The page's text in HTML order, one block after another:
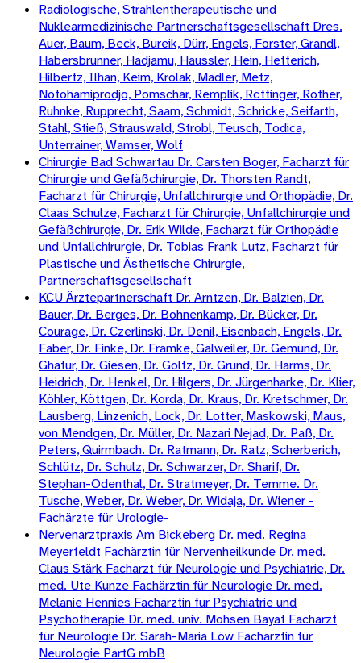
Radiologische, Strahlentherapeutische und
Nuklearmedizinische Partnerschaftsgesellschaft Dres.
Auer, Baum, Beck, Bureik, Dürr, Engels, Forster, Grandl,
Habersbrunner, Hadjamu, Häussler, Hein, Hetterich,
Hilbertz, Ilhan, Keim, Krolak, Mädler, Metz,
Notohamiprodjo, Pomschar, Remplik, Röttinger, Rother,
Ruhnke, Rupprecht, Saam, Schmidt, Schricke, Seifarth,
Stahl, Stieß, Strauswald, Strobl, Teusch, Todica,
Unterrainer, Wamser, Wolf
Chirurgie Bad Schwartau Dr. Carsten Boger, Facharzt für
Chirurgie und Gefäßchirurgie, Dr. Thorsten Randt,
Facharzt für Chirurgie, Unfallchirurgie und Orthopädie, Dr.
Claas Schulze, Facharzt für Chirurgie, Unfallchirurgie und
Gefäßchirurgie, Dr. Erik Wilde, Facharzt für Orthopädie
und Unfallchirurgie, Dr. Tobias Frank Lutz, Facharzt für
Plastische und Ästhetische Chirurgie,
Partnerschaftsgesellschaft
KCU Ärztepartnerschaft Dr. Arntzen, Dr. Balzien, Dr.
Bauer, Dr. Berges, Dr. Bohnenkamp, Dr. Bücker, Dr.
Courage, Dr. Czerlinski, Dr. Denil, Eisenbach, Engels, Dr.
Faber, Dr. Finke, Dr. Främke, Gälweiler, Dr. Gemünd, Dr.
Ghafur, Dr. Giesen, Dr. Goltz, Dr. Grund, Dr. Harms, Dr.
Heidrich, Dr. Henkel, Dr. Hilgers, Dr. Jürgenharke, Dr. Klier,
Köhler, Köttgen, Dr. Korda, Dr. Kraus, Dr. Kretschmer, Dr.
Lausberg, Linzenich, Lock, Dr. Lotter, Maskowski, Maus,
von Mendgen, Dr. Müller, Dr. Nazari Nejad, Dr. Paß, Dr.
Peters, Quirmbach. Dr. Ratmann, Dr. Ratz, Scherberich,
Schlütz, Dr. Schulz, Dr. Schwarzer, Dr. Sharif, Dr.
Stephan-Odenthal, Dr. Stratmeyer, Dr. Temme. Dr.
Tusche, Weber, Dr. Weber, Dr. Widaja, Dr. Wiener -
Fachärzte für Urologie-
Nervenarztpraxis Am Bickeberg Dr. med. Regina
Meyerfeldt Fachärztin für Nervenheilkunde Dr. med.
Claus Stärk Facharzt für Neurologie und Psychiatrie, Dr.
med. Ute Kunze Fachärztin für Neurologie Dr. med.
Melanie Hennies Fachärztin für Psychiatrie und
Psychotherapie Dr. med. univ. Mohsen Bayat Facharzt
für Neurologie Dr. Sarah-Maria Löw Fachärztin für
Neurologie PartG mbB